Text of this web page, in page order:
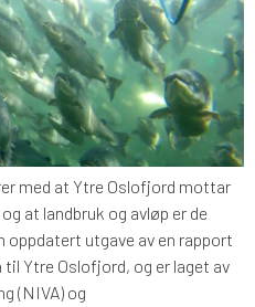
med at Ytre Oslofjord mottar
at landbruk og avløp er de
oppdatert utgave av en rapport
Ytre Oslofjord, og er laget av
(NIVA) og